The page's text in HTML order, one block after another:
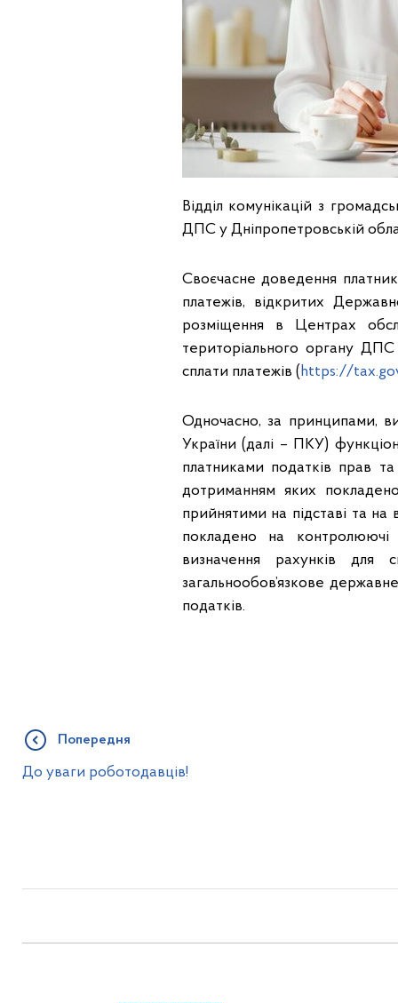
Відділ комунікацій з
ДПС у Дніпропетровській
Своєчасне доведення
платежів, відкритих
розміщення в Центрах
територіального органу
сплати платежів ( https://
Одночасно, за принципами,
України (далі – ПКУ)
платниками податків прав
дотриманням яких
прийнятими на підставі та
покладено на
визначення рахунків для
загальнообов’язкове
податків.
Попередня
До уваги роботодавців!